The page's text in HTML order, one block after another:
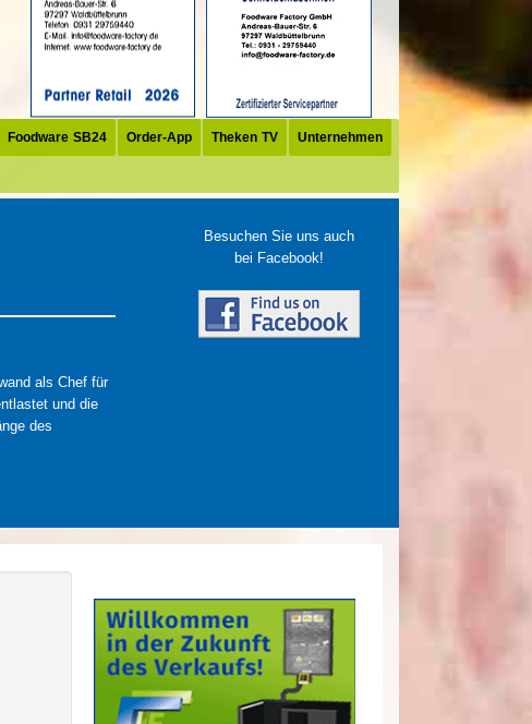
Foodware SB24 Order-App Theken TV Unternehmen
als Chef für
und die
des
Besuchen Sie uns auch
bei Facebook!